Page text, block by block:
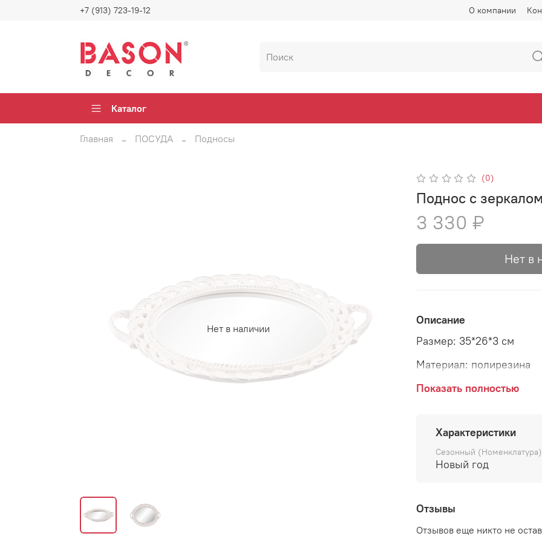
О компании
+7 (913) 723-19-12
Каталог
Главная ПОСУДА Подносы
Нет в наличии
(0)
Поднос с
3 330 ₽
Нет в
Описание
Размер: 35*26*3 см
Материал: полирезина
Страна: Голландия
Показать полностью
Характеристики
Сезонный (Номенклатура)
Новый год
Отзывы
Отзывов еще никто не